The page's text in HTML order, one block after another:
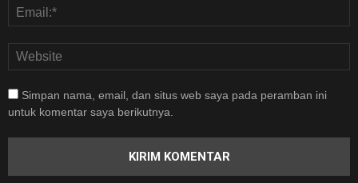
Simpan nama, email, dan situs web saya pada peramban ini
untuk komentar saya berikutnya.